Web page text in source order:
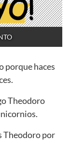
porque haces
Theodoro
Theodoro por